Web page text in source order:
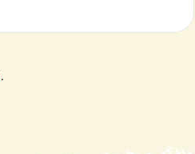
.